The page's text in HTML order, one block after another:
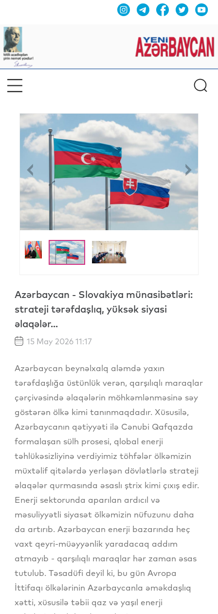
Previous
Azərbaycan - Slovakiya münasibətləri:
strateji tərəfdaşlıq, yüksək siyasi
əlaqələr...
15 May 2026 11:17
Azərbaycan beynəlxalq aləmdə yaxın
tərəfdaşlığa üstünlük verən, qarşılıqlı maraqlar
çərçivəsində əlaqələrin möhkəmlənməsinə səy
göstərən ölkə kimi tanınmaqdadır. Xüsusilə,
Azərbaycanın qətiyyəti ilə Cənubi Qafqazda
formalaşan sülh prosesi, qlobal enerji
təhlükəsizliyinə verdiyimiz töhfələr ölkəmizin
müxtəlif qitələrdə yerləşən dövlətlərlə strateji
əlaqələr qurmasında əsaslı ştrix kimi çıxış edir.
Enerji sektorunda aparılan ardıcıl və
məsuliyyətli siyasət ölkəmizin nüfuzunu daha
da artırıb. Azərbaycan enerji bazarında heç
vaxt qeyri-müəyyənlik yaradacaq addım
atmayıb - qarşılıqlı maraqlar hər zaman əsas
tutulub. Təsadüfi deyil ki, bu gün Avropa
İttifaqı ölkələrinin Azərbaycanla əməkdaşlıq
xətti, xüsusilə təbii qaz və yaşıl enerji